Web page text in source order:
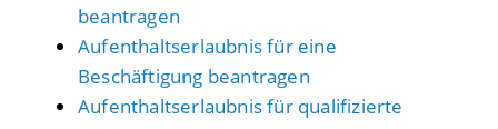
beantragen
Aufenthaltserlaubnis für eine
Beschäftigung beantragen
Aufenthaltserlaubnis für qualifizierte